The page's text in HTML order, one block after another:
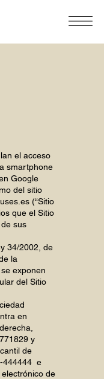
el acceso
smartphone
Google
del sitio
(“Sitio
que el Sitio
sus
34/2002, de
la
exponen
del Sitio
en
y
de
444444 e
electrónico de